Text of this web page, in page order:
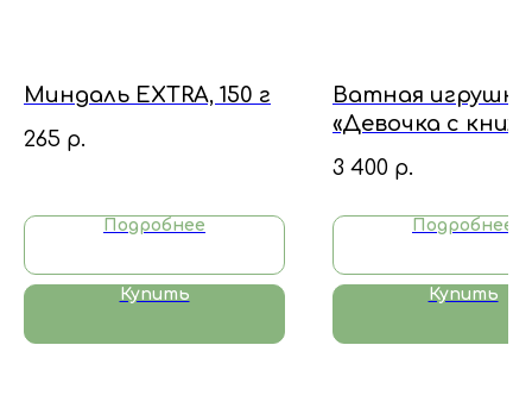
Миндаль EXTRA, 150 г
265 р.
Подробнее
Купить
Ватная игрушка
«Девочка с
3 400 р.
Подробнее
Купить